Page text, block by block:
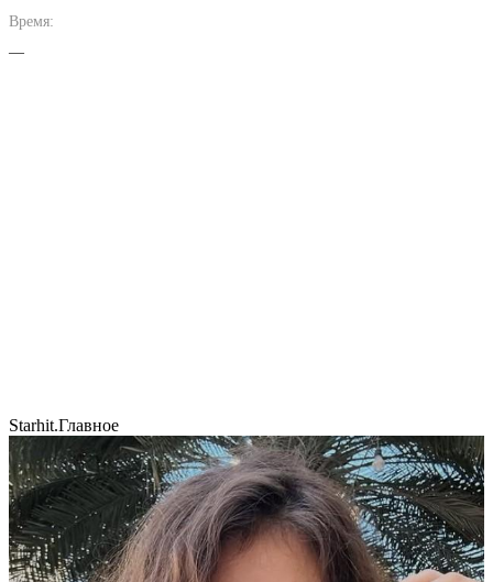
Время:
—
Starhit.Главное